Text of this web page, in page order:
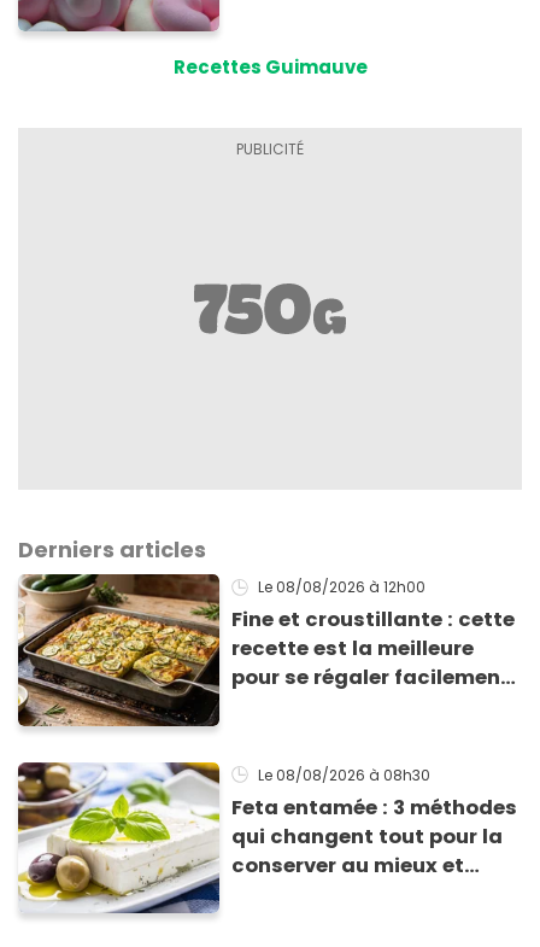
Recettes Guimauve
Derniers articles
Le 08/08/2026 à 12h00
Fine et croustillante : cette
recette est la meilleure
pour se régaler facilement
Le 08/08/2026 à 08h30
Feta entamée : 3 méthodes
qui changent tout pour la
conserver au mieux et